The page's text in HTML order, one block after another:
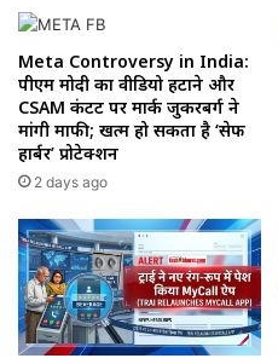
Meta Controversy in India:
पीएम मोदी का वीडियो हटाने और
CSAM कंटेंट पर मार्क जुकरबर्ग ने
मांगी माफी; खत्म हो सकता है ‘सेफ
हार्बर’ प्रोटेक्शन
2 days ago